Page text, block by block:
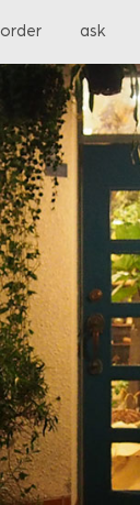
order ask